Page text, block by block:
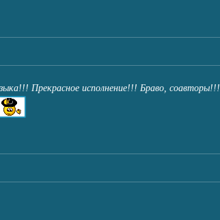
Прекрасное исполнение!!! Браво, соавторы!!!